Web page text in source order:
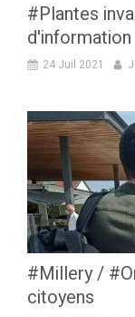
#Plantes
d'information
24 Juil 2021
#Millery /
citoyens